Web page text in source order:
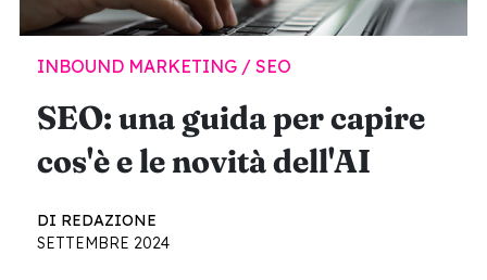
INBOUND MARKETING / SEO
SEO: una guida per capire
cos'è e le novità dell'AI
DI REDAZIONE
SETTEMBRE 2024